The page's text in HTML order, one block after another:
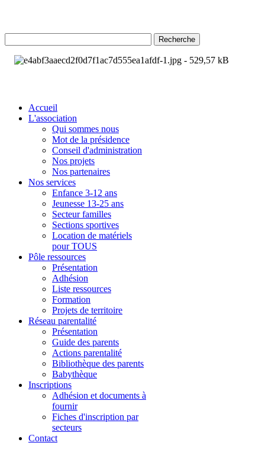
Recherche
Accueil
L'association
Qui sommes nous
Mot de la présidence
Conseil d'administration
Nos projets
Nos partenaires
Nos services
Enfance 3-12 ans
Jeunesse 13-25 ans
Secteur familles
Sections sportives
Location de matériels
pour TOUS
Pôle ressources
Présentation
Adhésion
Liste ressources
Formation
Projets de territoire
Réseau parentalité
Présentation
Guide des parents
Actions parentalité
Bibliothèque des parents
Babythèque
Inscriptions
Adhésion et documents à
fournir
Fiches d'inscription par
secteurs
Contact